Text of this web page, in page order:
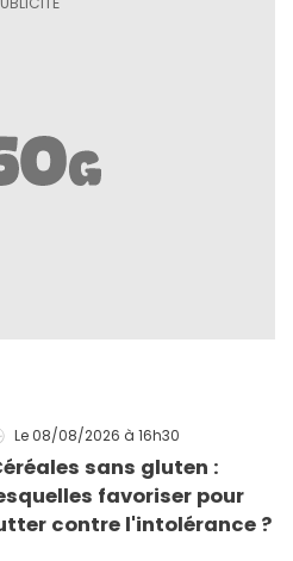
Le 08/08/2026 à 16h30
sans gluten :
favoriser pour
contre l'intolérance ?